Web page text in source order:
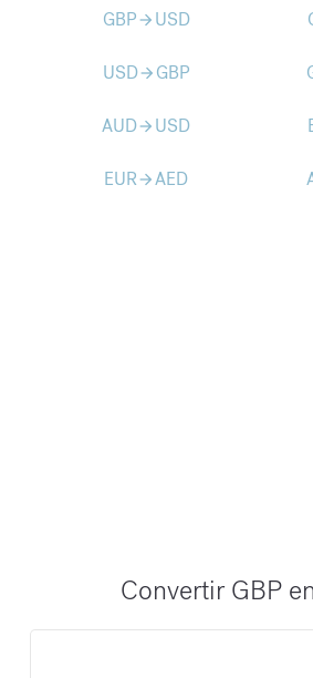
GBParrow_forward USD
USDarrow_forward GBP
AUDarrow_forward USD
EURarrow_forwardAED
Convertir GBP